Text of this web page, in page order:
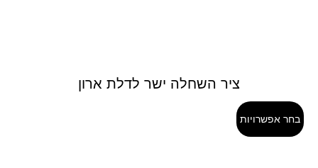
ציר השחלה ישר לדלת ארון
בחר אפשרויות